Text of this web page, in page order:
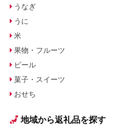
うなぎ
うに
米
果物・フルーツ
ビール
菓子・スイーツ
おせち
地域から返礼品を探す